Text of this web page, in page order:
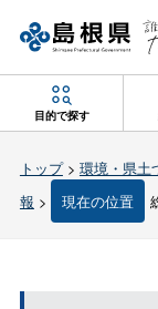
目的で探す
トップ> 環境・県土
報 > 現在の位置